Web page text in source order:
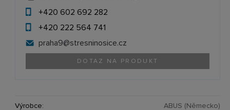
+420 602 692 282
+420 222 564 741
praha9@stresninosice.cz
DOTAZ NA PRODUKT
Výrobce: ABUS (Německo)